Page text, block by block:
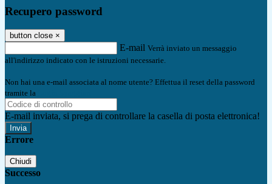
Recupero password
button close ×
E-mail Verrà inviato un messaggio
all'indirizzo indicato con le istruzioni necessarie.
Non hai una e-mail associata al nome utente? Effettua il reset della password
tramite la
E-mail inviata, si prega di controllare la casella di posta elettronica!
Errore
Chiudi
Successo